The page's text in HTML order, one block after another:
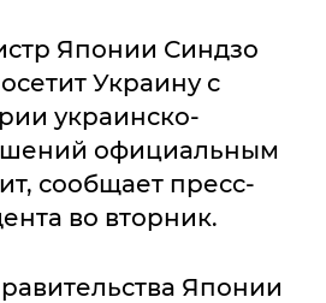
Японии Синдзо
Украину с
украинско-
официальным
сообщает пресс-
во вторник.
Японии